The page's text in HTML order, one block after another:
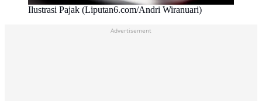
Ilustrasi Pajak (Liputan6.com/Andri Wiranuari)
Advertisement